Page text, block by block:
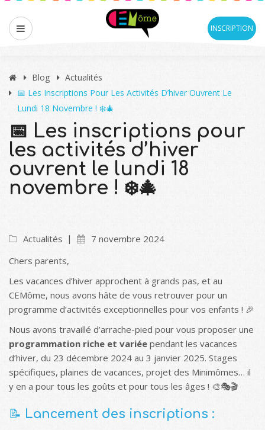
INSCRIPTION
Blog
Actualités
📅 Les Inscriptions Pour Les Activités D’hiver Ouvrent Le
Lundi 18 Novembre ! ❄️🎄
📅 Les inscriptions pour
les activités d’hiver
ouvrent le lundi 18
novembre ! ❄️🎄
Actualités
7 novembre 2024
Chers parents,
Les vacances d’hiver approchent à grands pas, et au
CEMôme, nous avons hâte de vous retrouver pour un
programme d’activités exceptionnelles pour vos enfants ! 🎉
Nous avons travaillé d’arrache-pied pour vous proposer une
programmation riche et variée pendant les vacances
d’hiver, du 23 décembre 2024 au 3 janvier 2025. Stages
spécifiques, plaines de vacances, projet des Minimômes… il
y en a pour tous les goûts et pour tous les âges ! 🎨🎭🎬
📝 Lancement des inscriptions :